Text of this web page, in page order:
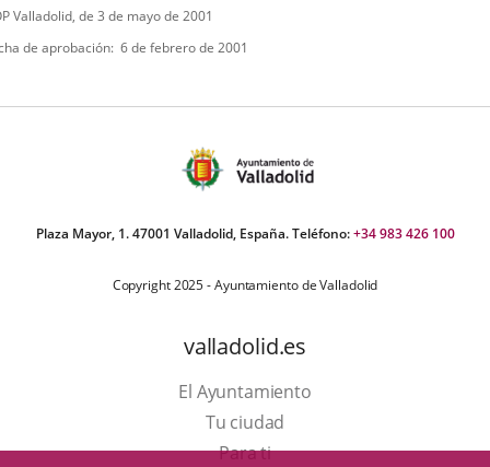
por
la
Valladolid, de 3 de mayo de 2001
de aprobación 6 de febrero de 2001
Plaza Mayor, 1. 47001 Valladolid, España. Teléfono:+34 983 426 100
Copyright 2025 - Ayuntamiento de Valladolid
valladolid.es
El Ayuntamiento
Tu ciudad
Para ti